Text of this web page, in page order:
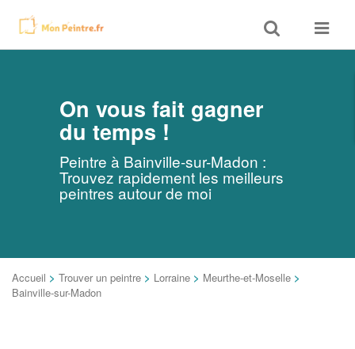
Toggle
search
Toggle
On vous fait gagner
du temps !
Peintre à Bainville-sur-Madon :
Trouvez rapidement les meilleurs
peintres autour de moi
Accueil > Trouver un peintre > Lorraine > Meurthe-et-Moselle >
Bainville-sur-Madon